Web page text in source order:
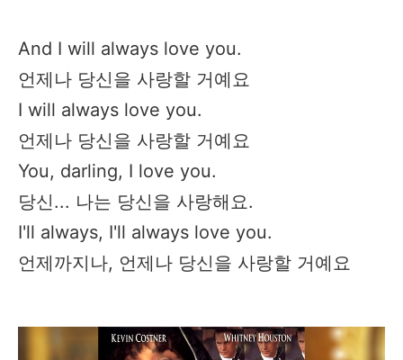
And I will always love you.
언제나 당신을 사랑할 거예요
I will always love you.
언제나 당신을 사랑할 거예요
You, darling, I love you.
당신... 나는 당신을 사랑해요.
I'll always, I'll always love you.
언제까지나, 언제나 당신을 사랑할 거예요